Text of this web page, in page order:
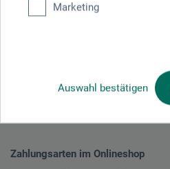
Marketing
Auswahl bestätigen
Zahlungsarten im Onlineshop